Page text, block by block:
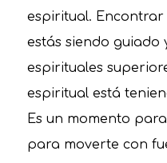
espiritual.
estás siendo
espirituales
espiritual está
Es un momento
para moverte con